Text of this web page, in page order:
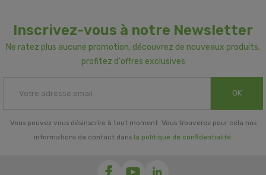
Inscrivez-vous à notre Newsletter
Ne ratez plus aucune promotion, découvrez de nouveaux produits,
profitez d'offres exclusives
OK
Vous pouvez vous désinscrire à tout moment. Vous trouverez pour cela nos
informations de contact dans la politique de confidentialité.